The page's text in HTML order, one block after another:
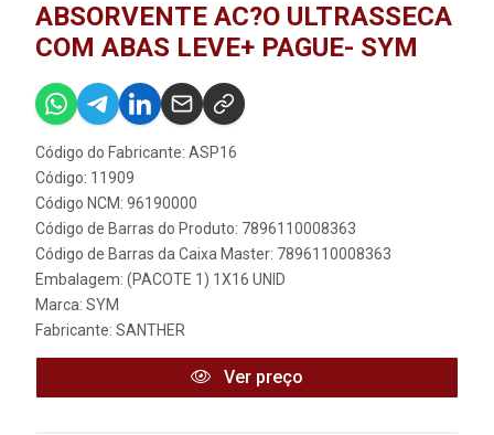
ABSORVENTE AC?O ULTRASSECA
COM ABAS LEVE+ PAGUE- SYM
Código do Fabricante: ASP16
Código: 11909
Código NCM: 96190000
Código de Barras do Produto: 7896110008363
Código de Barras da Caixa Master: 7896110008363
Embalagem: (PACOTE 1) 1X16 UNID
Marca: SYM
Fabricante: SANTHER
Ver preço